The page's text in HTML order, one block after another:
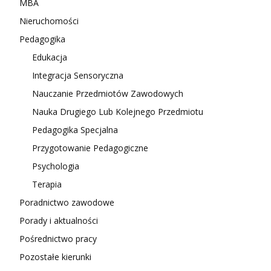
MBA
Nieruchomości
Pedagogika
Edukacja
Integracja Sensoryczna
Nauczanie Przedmiotów Zawodowych
Nauka Drugiego Lub Kolejnego Przedmiotu
Pedagogika Specjalna
Przygotowanie Pedagogiczne
Psychologia
Terapia
Poradnictwo zawodowe
Porady i aktualności
Pośrednictwo pracy
Pozostałe kierunki